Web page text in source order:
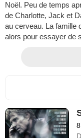
Noël. Peu de temps
de Charlotte, Jack et
au cerveau. La famille
alors pour essayer de